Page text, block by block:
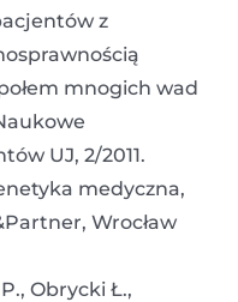
z
mnogich wad
UJ, 2/2011.
medyczna,
Wrocław
Obrycki Ł.,